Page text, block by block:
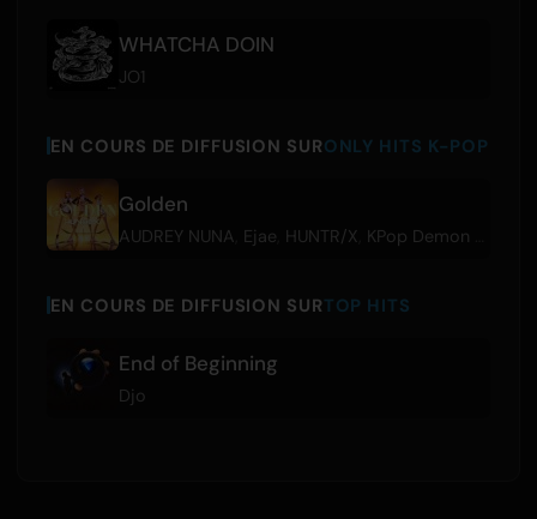
WHATCHA DOIN
JO1
EN COURS DE DIFFUSION SURONLY HITS K-POP
Golden
AUDREY NUNA Ejae HUNTR/X KPop Demon Hunters Cast
EN COURS DE DIFFUSION SURTOP HITS
End of Beginning
Djo